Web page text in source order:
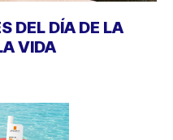
DEL DÍA DE LA
VIDA